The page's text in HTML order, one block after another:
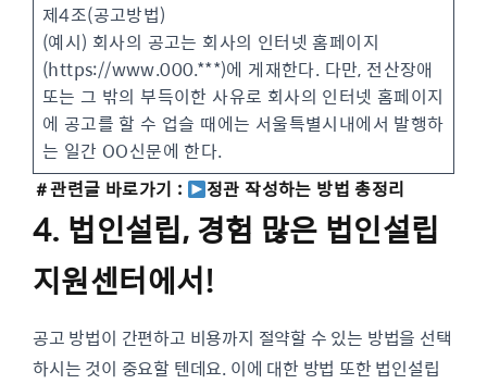
제4조(공고방법)
(예시) 회사의 공고는 회사의 인터넷 홈페이지
(https://www.000.***)에 게재한다. 다만, 전산장애
또는 그 밖의 부득이한 사유로 회사의 인터넷 홈페이지
에 공고를 할 수 업슬 때에는 서울특별시내에서 발행하
는 일간 OO신문에 한다.
＃관련글 바로가기 :
정관 작성하는 방법 총정리
4. 법인설립, 경험 많은 법인설립
지원센터에서!
공고 방법이 간편하고 비용까지 절약할 수 있는 방법을 선택
하시는 것이 중요할 텐데요. 이에 대한 방법 또한 법인설립